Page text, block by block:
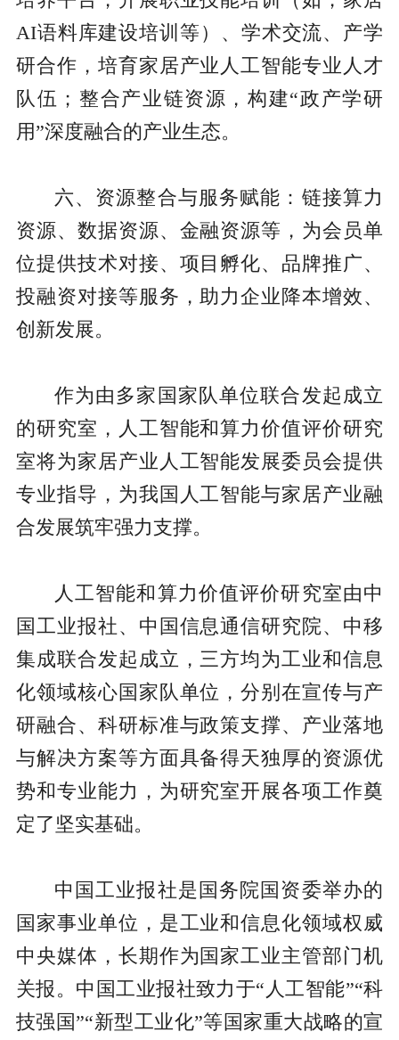
AI语料库建设培训等）、学术交流、产学
研合作，培育家居产业人工智能专业人才
队伍；整合产业链资源，构建“政产学研
用”深度融合的产业生态。
六、资源整合与服务赋能：链接算力
资源、数据资源、金融资源等，为会员单
位提供技术对接、项目孵化、品牌推广、
投融资对接等服务，助力企业降本增效、
创新发展。
作为由多家国家队单位联合发起成立
的研究室，人工智能和算力价值评价研究
室将为家居产业人工智能发展委员会提供
专业指导，为我国人工智能与家居产业融
合发展筑牢强力支撑。
人工智能和算力价值评价研究室由中
国工业报社、中国信息通信研究院、中移
集成联合发起成立，三方均为工业和信息
化领域核心国家队单位，分别在宣传与产
研融合、科研标准与政策支撑、产业落地
与解决方案等方面具备得天独厚的资源优
势和专业能力，为研究室开展各项工作奠
定了坚实基础。
中国工业报社是国务院国资委举办的
国家事业单位，是工业和信息化领域权威
中央媒体，长期作为国家工业主管部门机
关报。中国工业报社致力于“人工智能”“科
技强国”“新型工业化”等国家重大战略的宣